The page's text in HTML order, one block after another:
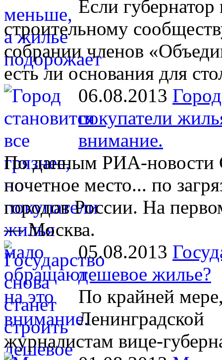
Если губернатор
строительному
собрании членов
есть ли основания для
06.08.2013
покупатели
внимание.
По данным РИА-новости
почетное место... по
городов России. На
— Москва.
05.08.2013
дешевое жилье?
По крайней
Ленинградской
журналистам вице-